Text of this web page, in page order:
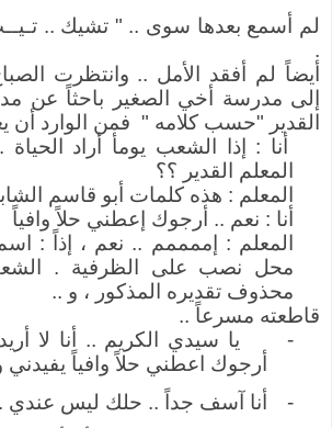
لم أسمع بعدها سوى .. " تشيك ..
.
أيضاً لم أفقد الأمل .. وانتظرت
إلى مدرسة أخي الصغير باحثاً عن
القدير "حسب كلامه " فمن الوارد أن
أنا : إذا الشعب يومأ أراد الحياة
المعلم القدير ؟؟
المعلم : هذه كلمات أبو قاسم
أنا : نعم .. أرجوك إعطني حلاً وافياً
المعلم : إممممم .. نعم ، إذاً :
محل نصب على الظرفية .
محذوف تقديره المذكور ، و ..
قاطعته مسرعاً ..
-
يا سيدي الكريم .. أنا لا
أرجوك اعطني حلاً وافياً
-
أنا آسف جداً .. حلك ليس عندي .